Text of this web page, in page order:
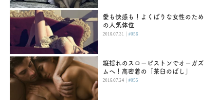
愛も快感も！よくばりな女性のため
の人気体位
2016.07.31 |#056
縦揺れのスローピストンでオーガズ
ムへ！高密着の「茶臼のばし」
2016.07.24 |#055